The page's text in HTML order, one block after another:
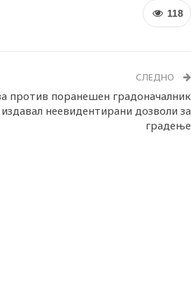
118
СЛЕДНО
против поранешен градоначалник
неевидентирани дозволи за
градење